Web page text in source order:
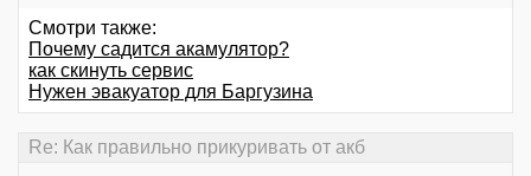
Смотри также:
Почему садится акамулятор?
как скинуть сервис
Нужен эвакуатор для Баргузина
Re: Как правильно прикуривать от акб